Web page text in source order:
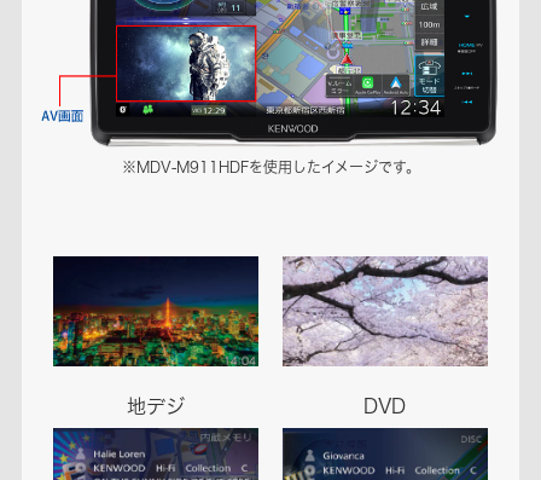
※MDV-M911HDFを使用したイメージです。
地デジ DVD